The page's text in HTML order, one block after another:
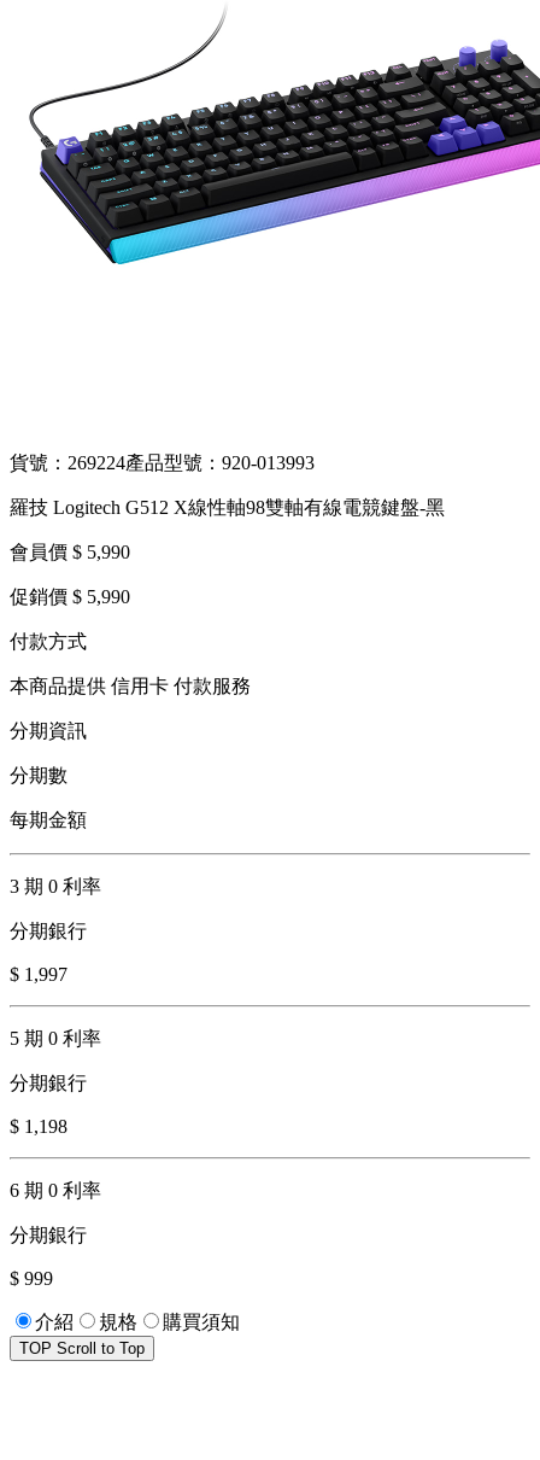
貨號：269224產品型號：920-013993
羅技 Logitech G512 X線性軸98雙軸有線電競鍵盤-黑
會員價 $ 5,990
促銷價 $ 5,990
付款方式
本商品提供 信用卡 付款服務
分期資訊
分期數
每期金額
3 期 0 利率
分期銀行
$ 1,997
5 期 0 利率
分期銀行
$ 1,198
6 期 0 利率
分期銀行
$ 999
介紹 規格 購買須知
TOP Scroll to Top